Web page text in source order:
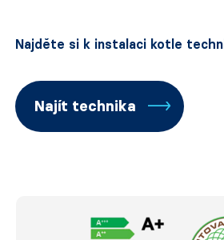
Najděte si k instalaci kotle
Najít technika